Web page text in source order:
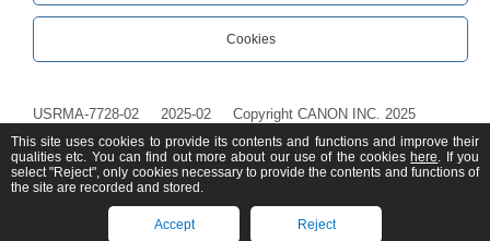
Cookies
USRMA-7728-02 2025-02 Copyright CANON INC. 2025
This site uses cookies to provide its contents and functions and improve their
qualities etc. You can find out more about our use of the cookies here. If you
select "Reject", only cookies necessary to provide the contents and functions of
the site are recorded and stored.
Accept Reject